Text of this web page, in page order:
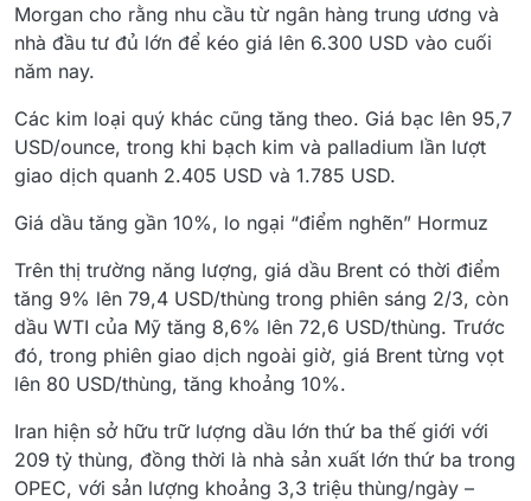
Morgan cho rằng nhu cầu từ ngân hàng trung ương và
nhà đầu tư đủ lớn để kéo giá lên 6.300 USD vào cuối
năm nay.
Các kim loại quý khác cũng tăng theo. Giá bạc lên 95,7
USD/ounce, trong khi bạch kim và palladium lần lượt
giao dịch quanh 2.405 USD và 1.785 USD.
Giá dầu tăng gần 10%, lo ngại “điểm nghẽn” Hormuz
Trên thị trường năng lượng, giá dầu Brent có thời điểm
tăng 9% lên 79,4 USD/thùng trong phiên sáng 2/3, còn
dầu WTI của Mỹ tăng 8,6% lên 72,6 USD/thùng. Trước
đó, trong phiên giao dịch ngoài giờ, giá Brent từng vọt
lên 80 USD/thùng, tăng khoảng 10%.
Iran hiện sở hữu trữ lượng dầu lớn thứ ba thế giới với
209 tỷ thùng, đồng thời là nhà sản xuất lớn thứ ba trong
OPEC, với sản lượng khoảng 3,3 triệu thùng/ngày –